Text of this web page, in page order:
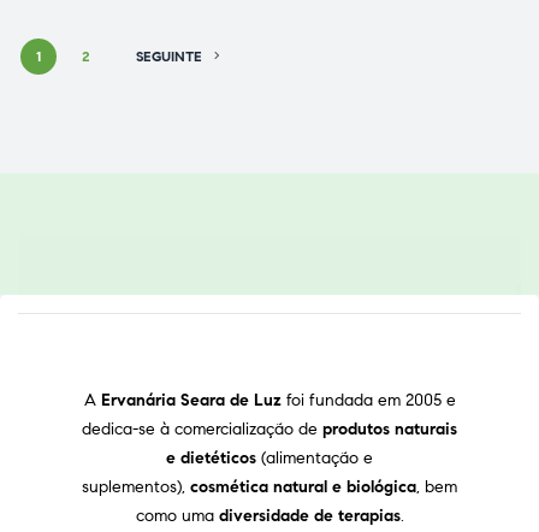
1 2 SEGUINTE
A Ervanária Seara de Luz foi fundada em 2005 e
dedica-se à comercialização de produtos naturais
e dietéticos (alimentação e
suplementos), cosmética natural e biológica, bem
como uma diversidade de terapias.